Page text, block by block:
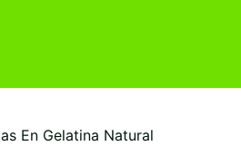
En Gelatina Natural